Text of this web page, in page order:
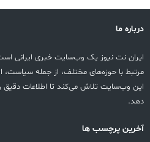
درباره ما
ایران نت نیوز یک وب‌سایت خبری ایرانی
مرتبط با حوزه‌های مختلف، از جمله سیاست،
این وب‌سایت تلاش می‌کند تا اطلاعات دقیق و
دهد.
آخرین پرچسب ها